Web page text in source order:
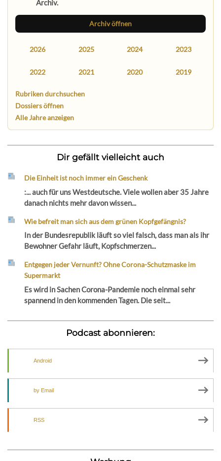
Archiv.
Archiv öffnen
2026 2025 2024 2023
2022 2021 2020 2019
Rubriken durchsuchen
Dossiers öffnen
Alle Jahre anzeigen
Dir gefällt vielleicht auch
Die Einheit ist noch immer ein Geschenk
:... auch für uns Westdeutsche. Viele wollen aber 35 Jahre
danach nichts mehr davon wissen...
Wie befreit man sich aus dem grünen Kopfgefängnis?
In der Bundesrepublik läuft so viel falsch, dass man als ihr
Bewohner Gefahr läuft, Kopfschmerzen...
Entgegen jeder Vernunft? Ohne Corona-Schutzmaske im
Supermarkt
Es wird in Sachen Corona-Pandemie noch einmal sehr
spannend in den kommenden Tagen. Die seit...
Podcast abonnieren:
Android
by Email
RSS